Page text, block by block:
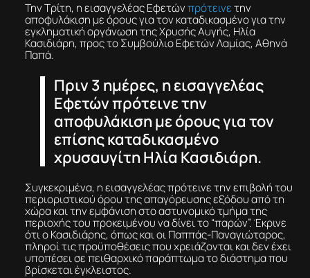
Την Τρίτη, η εισαγγελέας Εφετώνπρότεινετην
αποφυλάκιση με όρους για τον καταδικασμένο για την
εγκληματική οργάνωση της Χρυσής Αυγής, Ηλία
Κασιδιάρη, προς το Συμβούλιο Εφετών Λαμίας, Αθηνά
Παπά.
Πριν 3 ημέρες, η εισαγγελέας
Εφετών πρότεινε την
αποφυλάκιση με όρους για τον
επίσης καταδικασμένο
χρυσαυγίτη Ηλία Κασιδιάρη.
Συγκεκριμένα, η εισαγγελέας πρότεινε την επιβολή του
περιοριστικού όρου της απαγόρευσης εξόδου από τη
χώρα και την εμφάνιση στο αστυνομικό τμήμα της
περιοχής του προκειμένου να δίνει το “παρών”. Έκρινε
ότι ο Κασιδιάρης, όπως και οι Παππάς-Παναγιώταρος,
πληροί τις προϋποθέσεις που χρειάζονται και δεν έχει
υποπέσει σε πειθαρχικό παράπτωμα το διάστημα που
βρίσκεται έγκλειστος.